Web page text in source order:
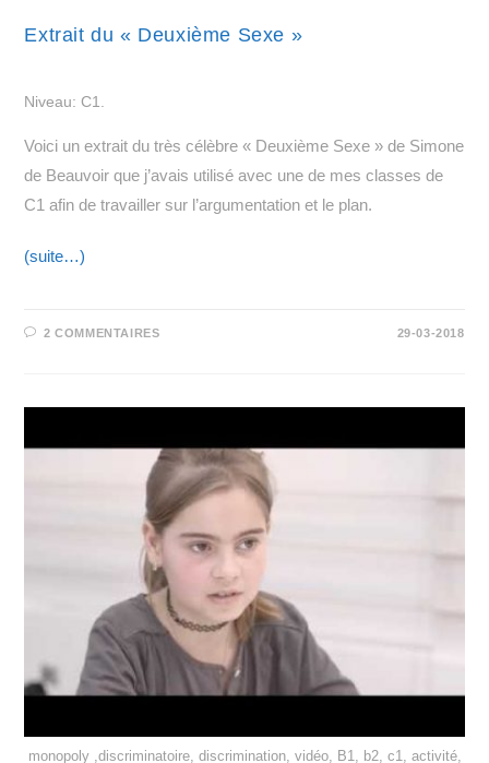
Extrait du « Deuxième Sexe »
Niveau: C1.
Voici un extrait du très célèbre « Deuxième Sexe » de Simone
de Beauvoir que j’avais utilisé avec une de mes classes de
C1 afin de travailler sur l’argumentation et le plan.
(suite…)
2 COMMENTAIRES 29-03-2018
monopoly ,discriminatoire, discrimination, vidéo, B1, b2, c1, activité,